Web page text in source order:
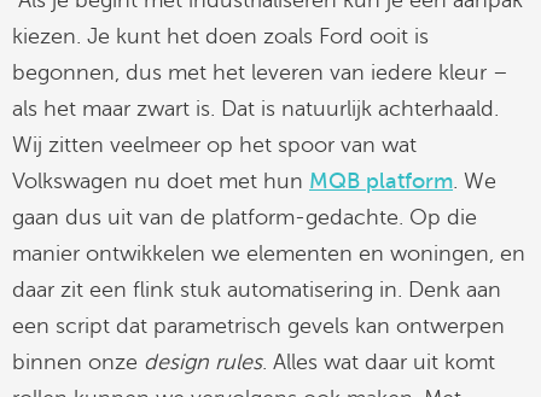
kiezen. Je kunt het doen zoals Ford ooit is
begonnen, dus met het leveren van iedere kleur –
als het maar zwart is. Dat is natuurlijk achterhaald.
Wij zitten veelmeer op het spoor van wat
Volkswagen nu doet met hun MQB platform. We
gaan dus uit van de platform-gedachte. Op die
manier ontwikkelen we elementen en woningen, en
daar zit een flink stuk automatisering in. Denk aan
een script dat parametrisch gevels kan ontwerpen
binnen onze design rules. Alles wat daar uit komt